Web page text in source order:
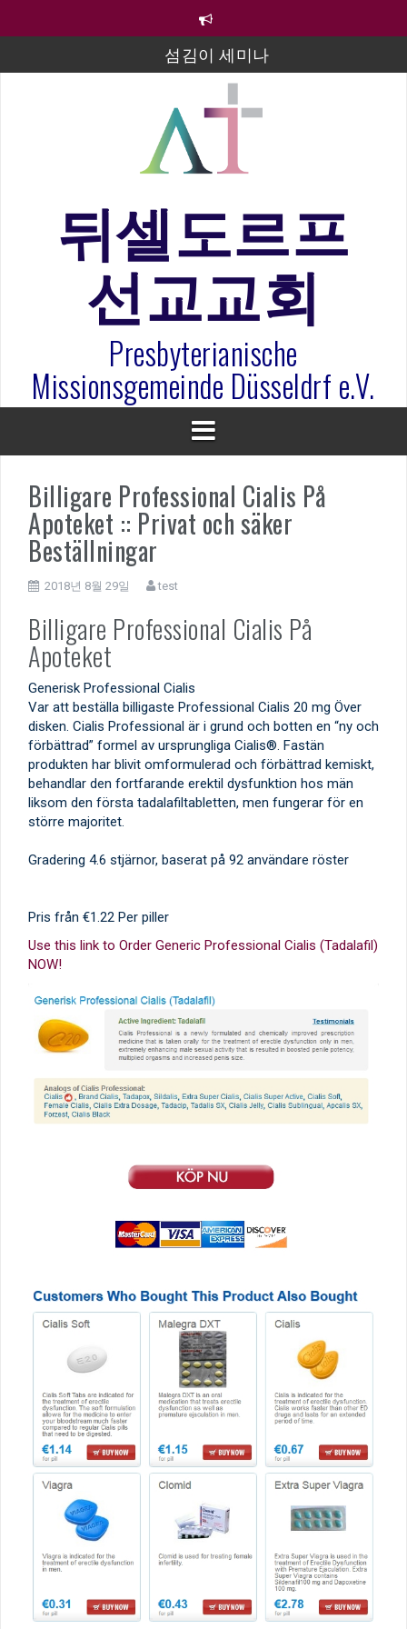
섬김이 세미나
김태희 자매 졸업연주
2023년 어린이 주일 유초등부 발표
라합3 나라 봉헌송
은퇴사-우선화 권사
20260322 주안에 가만히 머물기(요한복음 15:1-17) 손
훈목사
뒤셀도르프
선교교회
Presbyterianische
Missionsgemeinde Düsseldrf e.V.
Billigare Professional Cialis På
Apoteket :: Privat och säker
Beställningar
2018년 8월 29일 test
Billigare Professional Cialis På
Apoteket
Generisk Professional Cialis
Var att beställa billigaste Professional Cialis 20 mg Över
disken. Cialis Professional är i grund och botten en “ny och
förbättrad” formel av ursprungliga Cialis®. Fastän
produkten har blivit omformulerad och förbättrad kemiskt,
behandlar den fortfarande erektil dysfunktion hos män
liksom den första tadalafiltabletten, men fungerar för en
större majoritet.
Gradering 4.6 stjärnor, baserat på 92 användare röster
Pris från €1.22 Per piller
Use this link to Order Generic Professional Cialis (Tadalafil)
NOW!